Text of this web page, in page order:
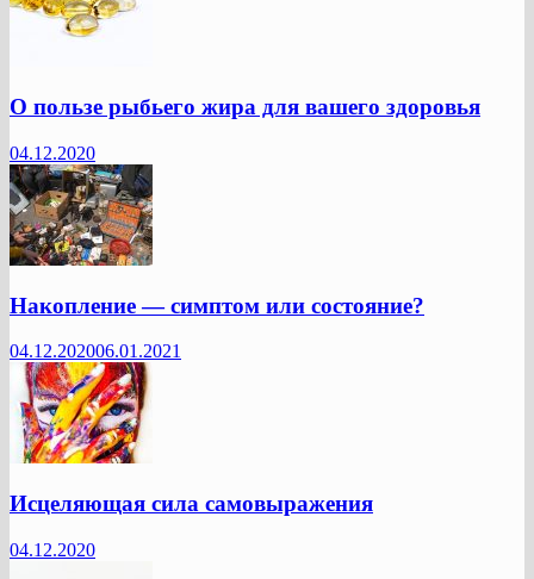
О пользе рыбьего жира для вашего здоровья
04.12.2020
Накопление — симптом или состояние?
04.12.202006.01.2021
Исцеляющая сила самовыражения
04.12.2020